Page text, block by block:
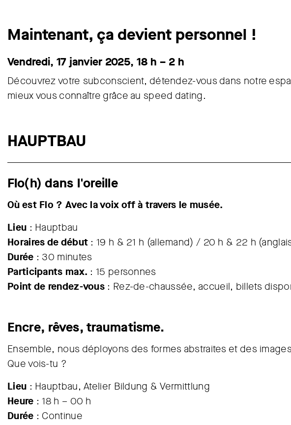
Maintenant, ça devient personnel !
Vendredi, 17 janvier 2025, 18 h – 2 h
Découvrez votre subconscient, détendez-vous dans notre
mieux vous connaître grâce au speed dating.
HAUPTBAU
Flo(h) dans l'oreille
Où est Flo ? Avec la voix off à travers le musée.
Lieu : Hauptbau
Horaires de début : 19 h & 21 h (allemand) / 20 h & 22 h
Durée : 30 minutes
Participants max. : 15 personnes
Point de rendez-vous : Rez-de-chaussée, accueil, billets
Encre, rêves, traumatisme.
Ensemble, nous déployons des formes abstraites et des
Que vois-tu ?
Lieu : Hauptbau, Atelier Bildung & Vermittlung
Heure : 18 h – 00 h
Durée : Continue